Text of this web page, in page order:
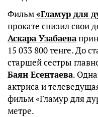
Фильм«Гламур для
прокате снизил свои
Аскара Узабаева
15 033 800 тенге. До
старшей сестры
Баян Есентаева.
актриса и
фильм «Гламур для
метре.